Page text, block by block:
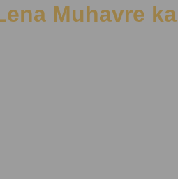
Lena Muhavre